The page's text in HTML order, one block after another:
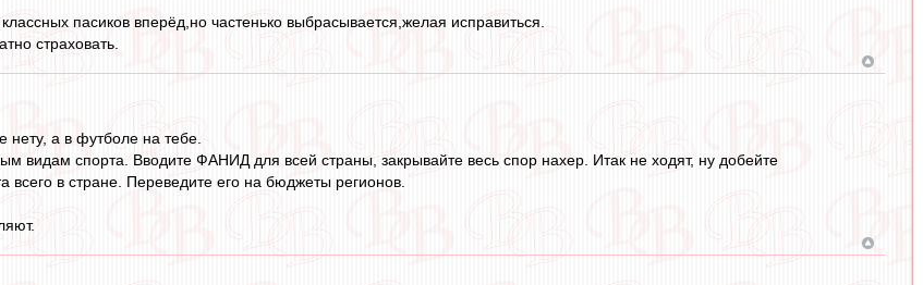
пасиков вперёд,но частенько выбрасывается,желая исправиться.
страховать.
нету, а в футболе на тебе.
видам спорта. Вводите ФАНИД для всей страны, закрывайте весь спор нахер. Итак не ходят, ну добейте
всего в стране. Переведите его на бюджеты регионов.